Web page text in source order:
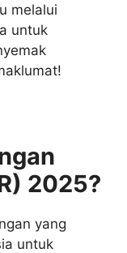
melalui
untuk
2025?
yang
untuk